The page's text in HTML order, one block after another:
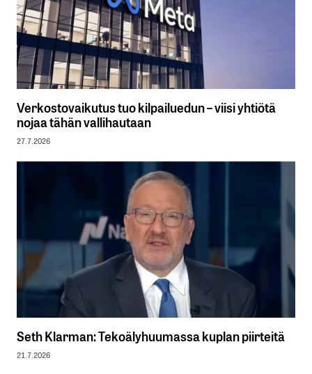
Verkostovaikutus tuo kilpailuedun – viisi yhtiötä
nojaa tähän vallihautaan
27.7.2026
Seth Klarman: Tekoälyhuumassa kuplan piirteitä
21.7.2026